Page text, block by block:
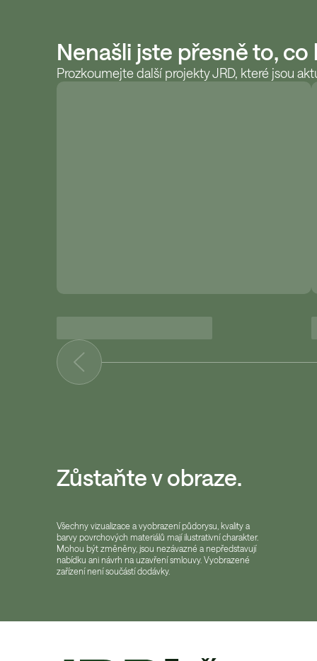
Nenašli jste přesně to, co
Prozkoumejte další projekty JRD, které jsou
Zůstaňte v obraze.
Všechny vizualizace a vyobrazení půdorysu, kvality a
barvy povrchových materiálů mají ilustrativní charakter.
Mohou být změněny, jsou nezávazné a nepředstavují
nabídku ani návrh na uzavření smlouvy. Vyobrazené
zařízení není součástí dodávky.